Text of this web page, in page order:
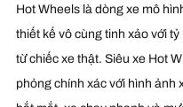
Hot Wheels là dòng xe mô
thiết kế vô cùng tinh xảo với tỷ
từ chiếc xe thật. Siêu xe Hot
phỏng chính xác với hình ảnh